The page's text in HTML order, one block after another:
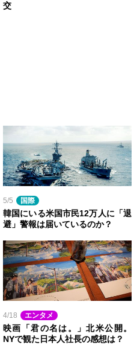
交
5/5 国際
韓国にいる米国市民12万人に「退
避」警報は届いているのか？
4/18 エンタメ
映画「君の名は。」北米公開。
NYで観た日本人社長の感想は？